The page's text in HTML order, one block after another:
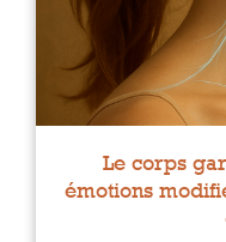
Le corps
émotions